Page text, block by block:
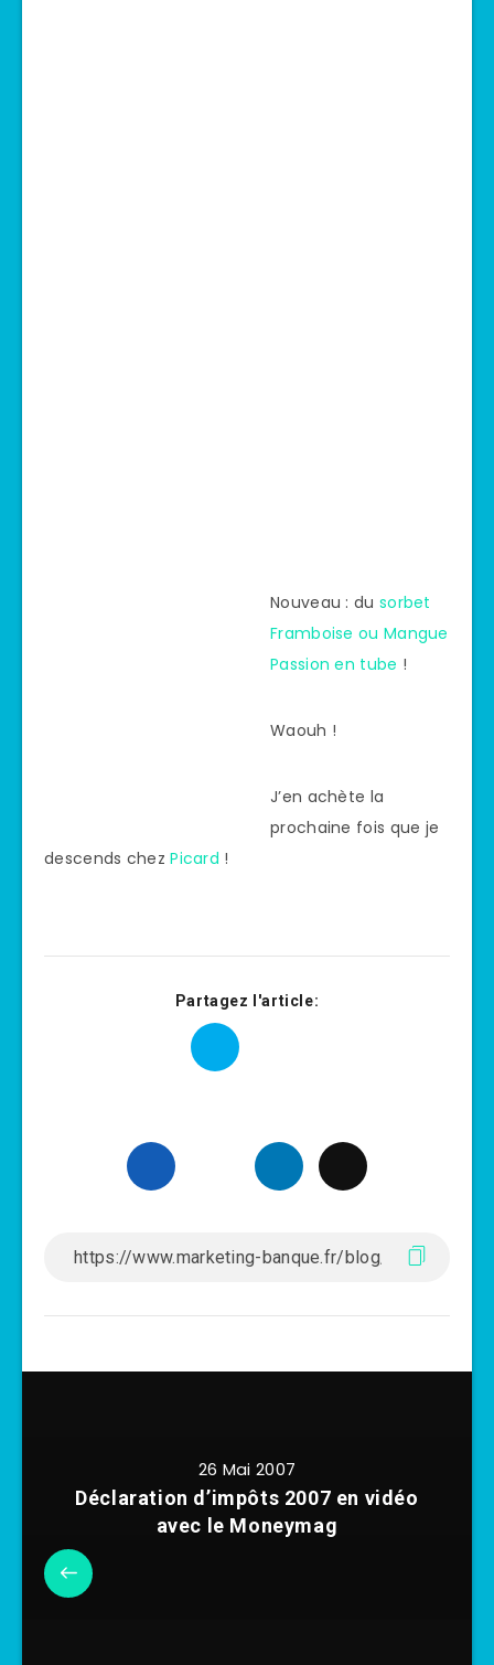
Nouveau : du sorbet
Framboise ou Mangue
Passion en tube !
Waouh !
J’en achète la
prochaine fois que je
descends chezPicard !
Partagez l'article:
26 Mai 2007
Déclaration d’impôts 2007 en vidéo
avec le Moneymag